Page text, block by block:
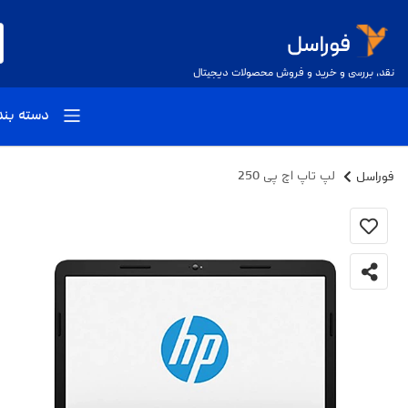
نقد، بررسی و خرید و فروش محصولات دیجیتال
دسته
فوراسل لپ تاپ اچ پی 250